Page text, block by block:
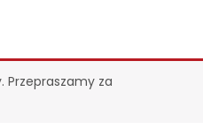
Przepraszamy za